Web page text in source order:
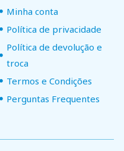
Minha conta
Política de privacidade
Política de devolução e
troca
Termos e Condições
Perguntas Frequentes